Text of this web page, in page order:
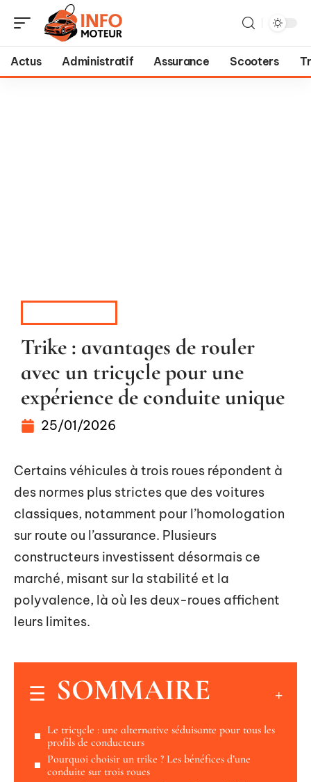
Actus Administratif Assurance Scooters
Trike : avantages de rouler
avec un tricycle pour une
expérience de conduite unique
25/01/2026
Certains véhicules à trois roues répondent à
des normes plus strictes que des voitures
classiques, notamment pour l’homologation
sur route ou l’assurance. Plusieurs
constructeurs investissent désormais ce
marché, misant sur la stabilité et la
polyvalence, là où les deux-roues affichent
leurs limites.
SOMMAIRE
Le tricycle : une alternative séduisante pour tous les
profils de conducteurs
Pourquoi choisir un trike ? Les bénéfices d’une
conduite sur trois roues